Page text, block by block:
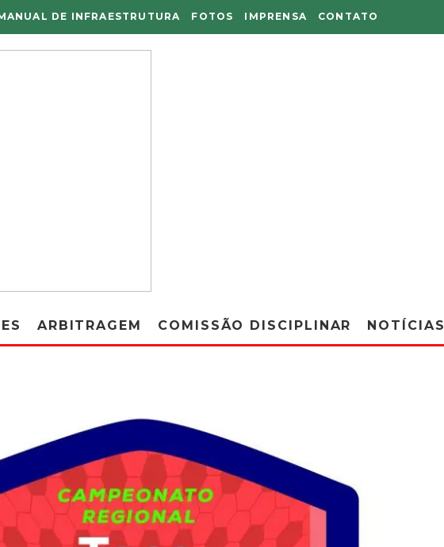
DE INFRAESTRUTURA FOTOS IMPRENSA CONTATO
ARBITRAGEM COMISSÃO DISCIPLINAR NOTÍCIAS